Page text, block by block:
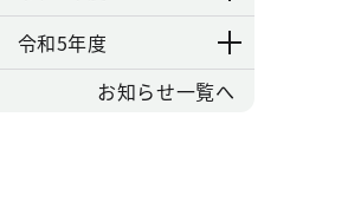
令和5年度
お知らせ一覧へ